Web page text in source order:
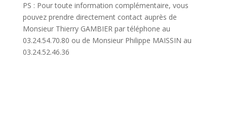
PS : Pour toute information complémentaire, vous
pouvez prendre directement contact auprès de
Monsieur Thierry GAMBIER par téléphone au
03.24.54.70.80 ou de Monsieur Philippe MAISSIN au
03.24.52.46.36